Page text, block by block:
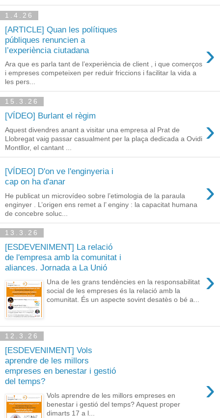
1.4.26
[ARTICLE] Quan les polítiques
públiques renuncien a
l’experiència ciutadana
›
Ara que es parla tant de l’experiència de client , i que comerços
i empreses competeixen per reduir friccions i facilitar la vida a
les pers...
15.3.26
[VÍDEO] Burlant el règim ›
Aquest divendres anant a visitar una empresa al Prat de
Llobregat vaig passar casualment per la plaça dedicada a Ovidi
Montllor, el cantant ...
[VÍDEO] D'on ve l'enginyeria i
cap on ha d'anar
›
He publicat un microvídeo sobre l’etimologia de la paraula
enginyer . L’origen ens remet a l’ enginy : la capacitat humana
de concebre soluc...
13.3.26
[ESDEVENIMENT] La relació
de l'empresa amb la comunitat i
aliances. Jornada a La Unió
›
Una de les grans tendències en la responsabilitat
social de les empreses és la relació amb la
comunitat. És un aspecte sovint desatès o bé a...
12.3.26
[ESDEVENIMENT] Vols
aprendre de les millors
empreses en benestar i gestió
del temps?
›
Vols aprendre de les millors empreses en
benestar i gestió del temps? Aquest proper
dimarts 17 a l...